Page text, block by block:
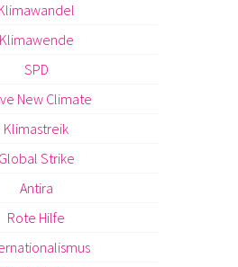
Klimawende
SPD
New Climate
Klimastreik
Global Strike
Antira
Rote Hilfe